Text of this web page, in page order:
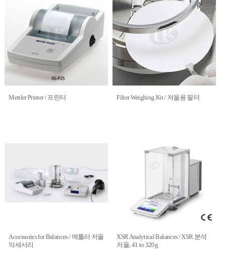
Mettler Printer / 프린터 Filter Weighing Kit / 저울용 필터
Accessories for Balances / 메틀러 저울
악세서리
XSR Analytical Balances / XSR 분석
저울, 41 to 320g